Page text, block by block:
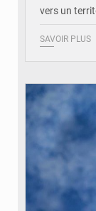
vers un
SAVOIR PLUS